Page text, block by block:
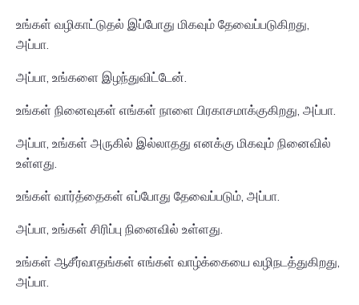
உங்கள் வழிகாட்டுதல் இப்போது மிகவும் தேவைப்படுகிறது,
அப்பா.
அப்பா, உங்களை இழந்துவிட்டேன்.
உங்கள் நினைவுகள் எங்கள் நாளை பிரகாசமாக்குகிறது, அப்பா.
அப்பா, உங்கள் அருகில் இல்லாதது எனக்கு மிகவும் நினைவில்
உள்ளது.
உங்கள் வார்த்தைகள் எப்போது தேவைப்படும், அப்பா.
அப்பா, உங்கள் சிரிப்பு நினைவில் உள்ளது.
உங்கள் ஆசீர்வாதங்கள் எங்கள் வாழ்க்கையை வழிநடத்துகிறது,
அப்பா.